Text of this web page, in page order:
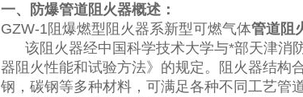
一、防爆管道阻火器概述：
GZW-1阻爆燃型阻火器系新型可燃气体管道阻
该阻火器经中国科学技术大学与*部天津消
器阻火性能和试验方法》的规定。阻火器结构
钢，碳钢等多种材料，可满足各种不同工艺管